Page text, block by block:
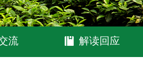
流 解读回应